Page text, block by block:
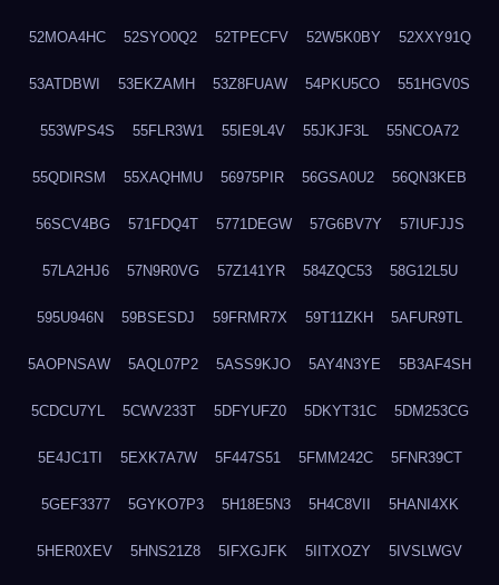
52MOA4HC 52SYO0Q2 52TPECFV 52W5K0BY 52XXY91Q
53ATDBWI 53EKZAMH 53Z8FUAW 54PKU5CO 551HGV0S
553WPS4S 55FLR3W1 55IE9L4V 55JKJF3L 55NCOA72
55QDIRSM 55XAQHMU 56975PIR 56GSA0U2 56QN3KEB
56SCV4BG 571FDQ4T 5771DEGW 57G6BV7Y 57IUFJJS
57LA2HJ6 57N9R0VG 57Z141YR 584ZQC53 58G12L5U
595U946N 59BSESDJ 59FRMR7X 59T11ZKH 5AFUR9TL
5AOPNSAW 5AQL07P2 5ASS9KJO 5AY4N3YE 5B3AF4SH
5CDCU7YL 5CWV233T 5DFYUFZ0 5DKYT31C 5DM253CG
5E4JC1TI 5EXK7A7W 5F447S51 5FMM242C 5FNR39CT
5GEF3377 5GYKO7P3 5H18E5N3 5H4C8VII 5HANI4XK
5HER0XEV 5HNS21Z8 5IFXGJFK 5IITXOZY 5IVSLWGV